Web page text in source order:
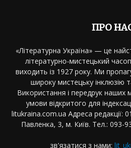
ПРО
«Літературна Україна» — це
літературно-мистецький
виходить із 1927 року. Ми
широку мистецьку інклюзію
Використання і передрук наших
умови відкритого для
litukraina.com.ua Адреса редакції:
Павленка, 3, м. Київ. Тел.: 093-
зв'язатися з нами: